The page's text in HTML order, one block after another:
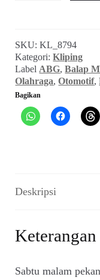
Gondol,
Nasi
Uduk,
dan
ABG
(GATRA_No.
SKU:KL_8794
Kategori:Kliping
Label ABG,Balap
Olahraga,Otomotif,
Bagikan
Deskripsi
Keterangan
Sabtu malam